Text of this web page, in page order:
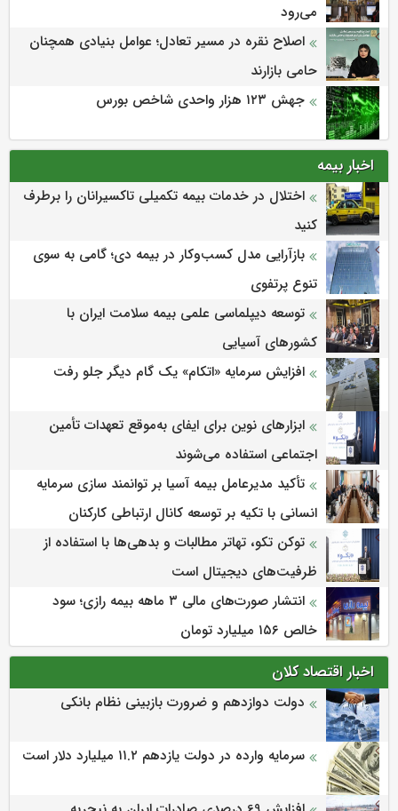
می‌‌رود
اصلاح نقره در مسیر تعادل؛ عوامل بنیادی همچنان
حامی بازارند
جهش ۱۲۳ هزار واحدی شاخص بورس
اخبار بیمه
اختلال در خدمات بیمه تکمیلی تاکسیرانان را برطرف
کنید
بازآرایی مدل کسب‌وکار در بیمه دی؛ گامی به سوی
تنوع پرتفوی
توسعه دیپلماسی علمی بیمه سلامت ایران با
کشورهای آسیایی
افزایش سرمایه «اتکام» یک گام دیگر جلو رفت
ابزارهای نوین برای ایفای به‌موقع تعهدات تأمین
اجتماعی استفاده می‌شوند
تأکید مدیرعامل بیمه آسیا بر توانمند سازی سرمایه
انسانی با تکیه بر توسعه کانال ارتباطی کارکنان
توکن تکو، تهاتر مطالبات و بدهی‌ها با استفاده از
ظرفیت‌های دیجیتال است
انتشار صورت‌های مالی ۳ ماهه بیمه رازی؛ سود
خالص ۱۵۶ میلیارد تومان
اخبار اقتصاد کلان
دولت دوازدهم و ضرورت بازبینی نظام بانکی
سرمایه وارده در دولت یازدهم ۱۱.۲ میلیارد دلار است